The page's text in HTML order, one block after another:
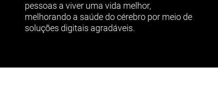
pessoas a viver uma vida melhor,
melhorando a saúde do cérebro por meio de
soluções digitais agradáveis.